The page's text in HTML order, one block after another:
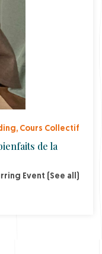
, Cours Collectif
de la
Event (See all)